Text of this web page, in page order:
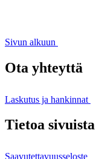
Sivun alkuun
Ota yhteyttä
Laskutus ja hankinnat
Tietoa sivuista
Saavutettavuusseloste